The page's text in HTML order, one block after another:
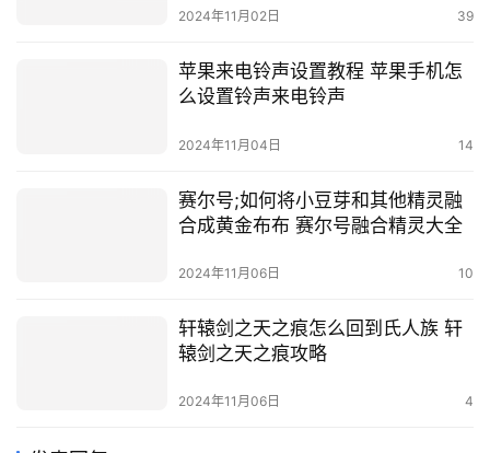
2024年11月02日 39
苹果来电铃声设置教程 苹果手机怎
么设置铃声来电铃声
2024年11月04日 14
赛尔号;如何将小豆芽和其他精灵融
合成黄金布布 赛尔号融合精灵大全
2024年11月06日 10
轩辕剑之天之痕怎么回到氏人族 轩
辕剑之天之痕攻略
2024年11月06日 4